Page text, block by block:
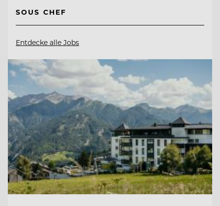
SOUS CHEF
Entdecke alle Jobs